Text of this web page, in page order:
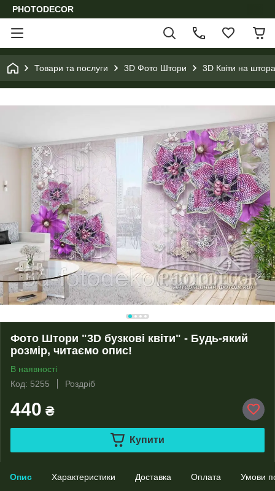
PHOTODECOR
Товари та послуги 3D Фото Штори 3D Квіти на
Фото Штори "3D бузкові квіти" - Будь-який
розмір, читаємо опис!
В наявності
Код: 5255
Роздріб
440 ₴
Купити
Опис Характеристики Доставка Оплата Умови